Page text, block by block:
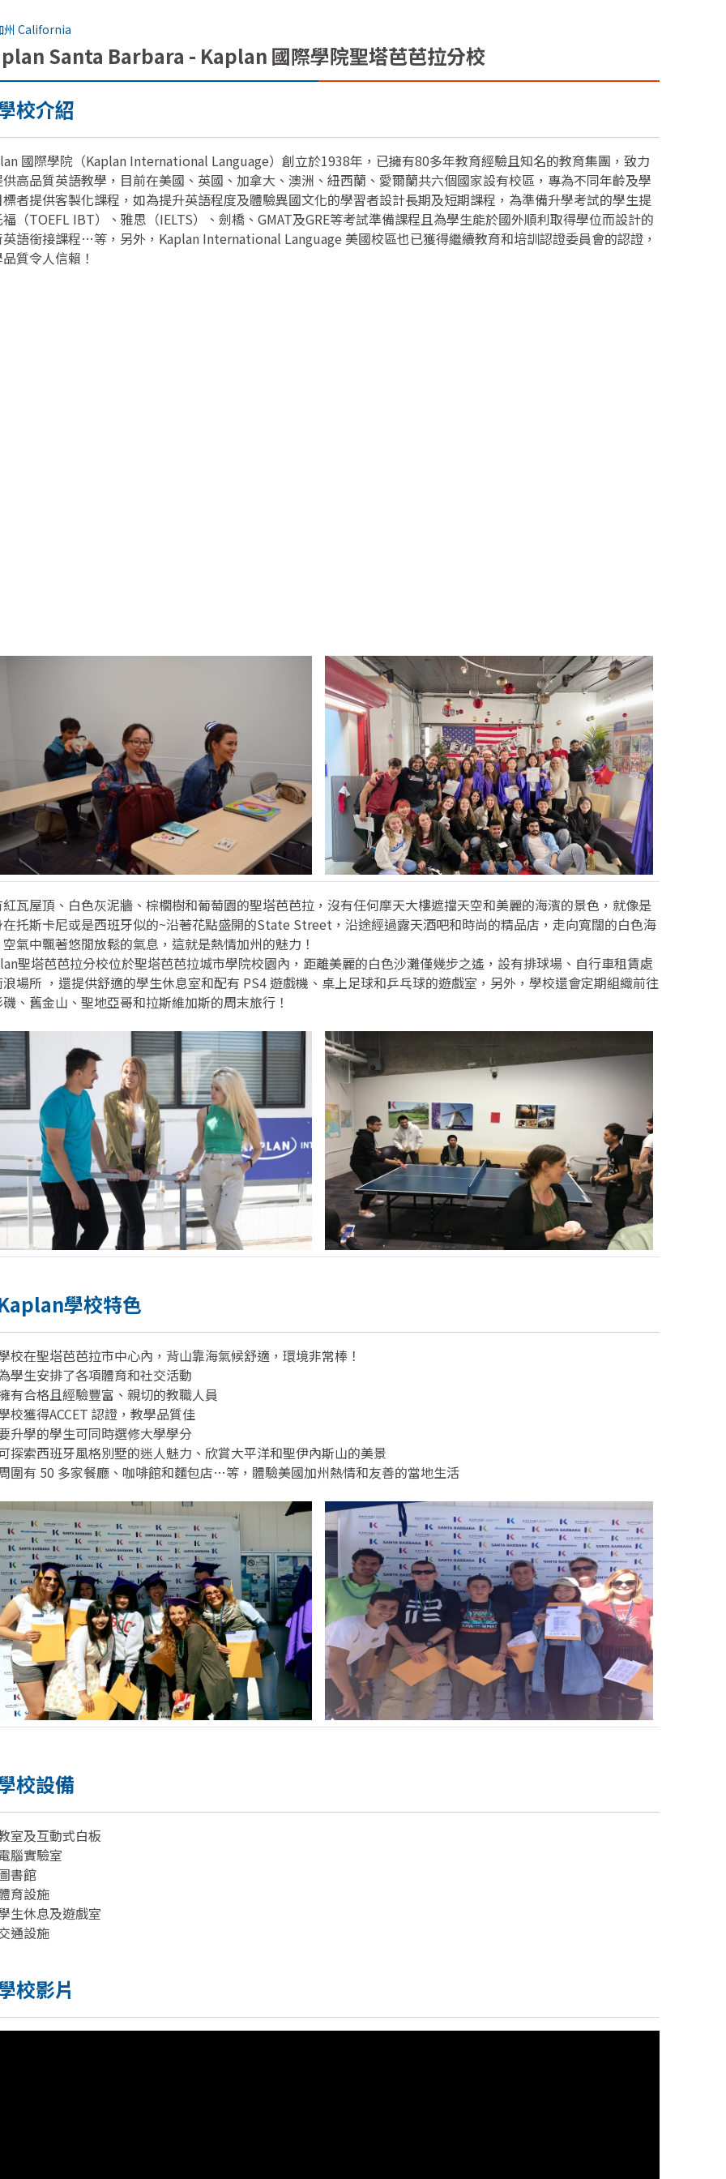
州 California
Santa Barbara - Kaplan 國際學院聖塔芭芭拉分校
校介紹
國際學院（Kaplan International Language）創立於1938年，已擁有80多年教育經驗且知名的教育集團，致力
高品質英語教學，目前在美國、英國、加拿大、澳洲、紐西蘭、愛爾蘭共六個國家設有校區，專為不同年齡及學
者提供客製化課程，如為提升英語程度及體驗異國文化的學習者設計長期及短期課程，為準備升學考試的學生提
（TOEFL IBT）、雅思（IELTS）、劍橋、GMAT及GRE等考試準備課程且為學生能於國外順利取得學位而設計的
語銜接課程…等，另外，Kaplan International Language 美國校區也已獲得繼續教育和培訓認證委員會的認證，
質令人信賴！
瓦屋頂、白色灰泥牆、棕櫚樹和葡萄園的聖塔芭芭拉，沒有任何摩天大樓遮擋天空和美麗的海濱的景色，就像是
托斯卡尼或是西班牙似的~沿著花點盛開的State Street，沿途經過露天酒吧和時尚的精品店，走向寬闊的白色海
氣中飄著悠閒放鬆的氣息，這就是熱情加州的魅力！
聖塔芭芭拉分校位於聖塔芭芭拉城市學院校園內，距離美麗的白色沙灘僅幾步之遙，設有排球場、自行車租賃處
場所 ，還提供舒適的學生休息室和配有 PS4 遊戲機、桌上足球和乒乓球的遊戲室，另外，學校還會定期組織前往
、舊金山、聖地亞哥和拉斯維加斯的周末旅行！
學校特色
校在聖塔芭芭拉市中心內，背山靠海氣候舒適，環境非常棒！
學生安排了各項體育和社交活動
有合格且經驗豐富、親切的教職人員
校獲得ACCET 認證，教學品質佳
升學的學生可同時選修大學學分
探索西班牙風格別墅的迷人魅力、欣賞大平洋和聖伊內斯山的美景
圍有 50 多家餐廳、咖啡館和麵包店…等，體驗美國加州熱情和友善的當地生活
校設備
室及互動式白板
腦實驗室
書館
育設施
生休息及遊戲室
通設施
校影片